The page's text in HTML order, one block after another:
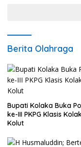
Berita Olahraga
Bupati Kolaka Buka
ke-III PKPG Klasis
Kolut